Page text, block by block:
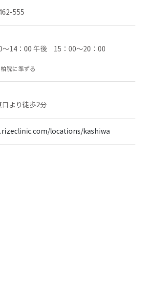
555
14：00 午後 15：00～20：00
院に準ずる
より徒歩2分
locations/kashiwa